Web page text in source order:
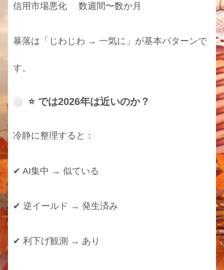
信用市場悪化 数週間〜数か月
暴落は「じわじわ → 一気に」が基本パターンで
す。
⭐ では2026年は近いのか？
冷静に整理すると：
✔ AI集中 → 似ている
✔ 逆イールド → 発生済み
✔ 利下げ観測 → あり